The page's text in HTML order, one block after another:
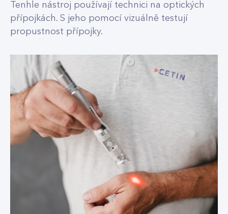
Tenhle nástroj používají technici na optických
přípojkách. S jeho pomocí vizuálně testují
propustnost přípojky.